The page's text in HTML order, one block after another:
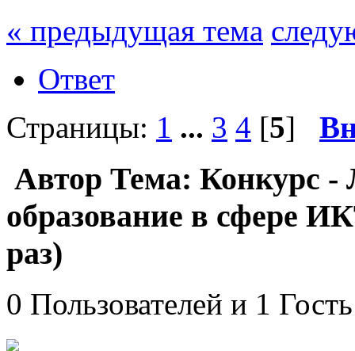
« предыдущая тема
Ответ
Страницы: 1 ... 3 4 [5]
Автор Тема: Конкурс -
образование в сфере
раз)
0 Пользователей и 1